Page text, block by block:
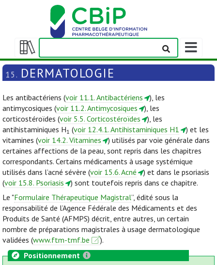
Afficher/masquer
la
table
matières
Afficher/
la
barre
navigation
15. DERMATOLOGIE
Les antibactériens (voir 11.1. Antibactériens
), les
antimycosiques (voir 11.2. Antimycosiques
), les
corticostéroïdes (voir 5.5. Corticostéroïdes
), les
antihistaminiques H1 (voir 12.4.1. Antihistaminiques H1
) et les
vitamines (voir 14.2. Vitamines
) utilisés par voie générale dans
certaines affections de la peau, sont repris dans les chapitres
correspondants. Certains médicaments à usage systémique
utilisés dans l’acné sévère (voir 15.6. Acné
) et dans le psoriasis
(voir 15.8. Psoriasis
) sont toutefois repris dans ce chapitre.
Le "Formulaire Thérapeutique Magistral”, édité sous la
responsabilité de l’Agence Fédérale des Médicaments et des
Produits de Santé (AFMPS) décrit, entre autres, un certain
nombre de préparations magistrales à usage dermatologique
validées (www.ftm-tmf.be
).
Positionnement